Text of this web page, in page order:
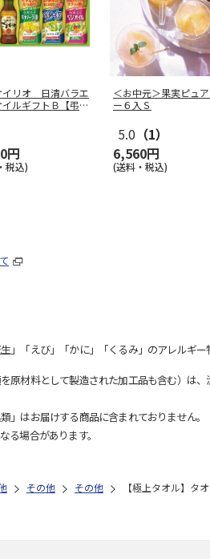
イリオ 日清バラエ
ルギフトＢ【弔事
円
税込)
＜お中元＞果実ピュ
ー６入Ｓ
5.0 （1）
6,560円
(送料・税込)
」「えび」「かに」「くるみ」のアレルギー
材料として製造された加工品も含む）は
はお届けする商品に含まれておりません。
場合があります。
その他 その他 【極上タオル】タ